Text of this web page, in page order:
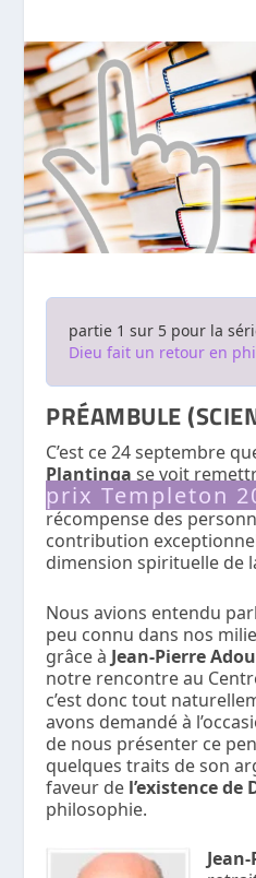
partie 1 sur 5 pour la
Dieu fait un retour en
PRÉAMBULE
C’est ce 24 septembre
Plantinga se voit
prix Templeton
récompense des
contribution
dimension spirituelle de
Nous avions entendu
peu connu dans nos
grâce à Jean-Pierre
notre rencontre au
c’est donc tout
avons demandé à
de nous présenter ce
quelques traits de son
faveur de l’existence de
philosophie.